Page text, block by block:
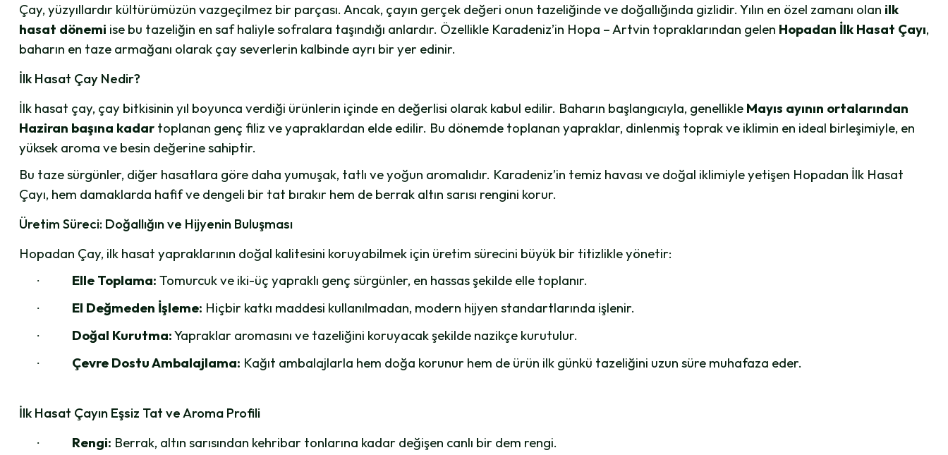
Çay, yüzyıllardır kültürümüzün vazgeçilmez bir parçası. Ancak, çayın gerçek değeri onun tazeliğinde ve doğallığında gizlidir. Yılın en özel zamanı olan ilk
hasat dönemi ise bu tazeliğin en saf haliyle sofralara taşındığı anlardır. Özellikle Karadeniz’in Hopa – Artvin topraklarından gelen Hopadan İlk Hasat Çayı,
baharın en taze armağanı olarak çay severlerin kalbinde ayrı bir yer edinir.
İlk Hasat Çay Nedir?
İlk hasat çay, çay bitkisinin yıl boyunca verdiği ürünlerin içinde en değerlisi olarak kabul edilir. Baharın başlangıcıyla, genellikle Mayıs ayının ortalarından
Haziran başına kadar toplanan genç filiz ve yapraklardan elde edilir. Bu dönemde toplanan yapraklar, dinlenmiş toprak ve iklimin en ideal birleşimiyle, en
yüksek aroma ve besin değerine sahiptir.
Bu taze sürgünler, diğer hasatlara göre daha yumuşak, tatlı ve yoğun aromalıdır. Karadeniz’in temiz havası ve doğal iklimiyle yetişen Hopadan İlk Hasat
Çayı, hem damaklarda hafif ve dengeli bir tat bırakır hem de berrak altın sarısı rengini korur.
Üretim Süreci: Doğallığın ve Hijyenin Buluşması
Hopadan Çay, ilk hasat yapraklarının doğal kalitesini koruyabilmek için üretim sürecini büyük bir titizlikle yönetir:
· Elle Toplama: Tomurcuk ve iki-üç yapraklı genç sürgünler, en hassas şekilde elle toplanır.
· El Değmeden İşleme: Hiçbir katkı maddesi kullanılmadan, modern hijyen standartlarında işlenir.
· Doğal Kurutma:Yapraklar aromasını ve tazeliğini koruyacak şekilde nazikçe kurutulur.
· Çevre Dostu Ambalajlama: Kağıt ambalajlarla hem doğa korunur hem de ürün ilk günkü tazeliğini uzun süre muhafaza eder.
İlk Hasat Çayın Eşsiz Tat ve Aroma Profili
· Rengi: Berrak, altın sarısından kehribar tonlarına kadar değişen canlı bir dem rengi.